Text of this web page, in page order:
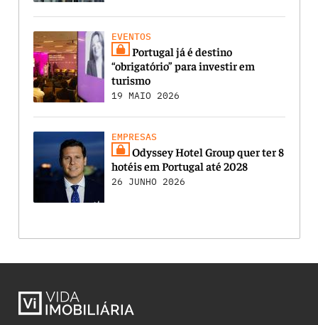
EVENTOS
Portugal já é destino
“obrigatório” para investir em
turismo
19 MAIO 2026
EMPRESAS
Odyssey Hotel Group quer ter 8
hotéis em Portugal até 2028
26 JUNHO 2026